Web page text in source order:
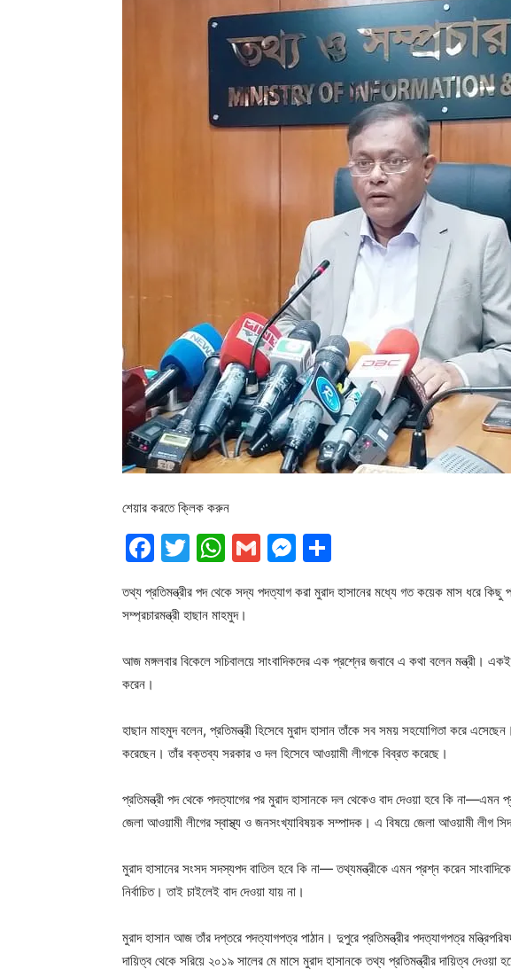
শেয়ার করতে ক্লিক করুন
Facebook
Twitter
WhatsApp
GmailMessenger
তথ্য প্রতিমন্ত্রীর পদ থেকে সদ্য পদত্যাগ করা মুরাদ হাসানের মধ্যে গত কয়েক মাস ধরে কিছু
সম্প্রচারমন্ত্রী হাছান মাহমুদ।
আজ মঙ্গলবার বিকেলে সচিবালয়ে সাংবাদিকদের এক প্রশ্নের জবাবে এ কথা বলেন মন্ত্রী। একই
করেন।
হাছান মাহমুদ বলেন, প্রতিমন্ত্রী হিসেবে মুরাদ হাসান তাঁকে সব সময় সহযোগিতা করে
করেছেন। তাঁর বক্তব্য সরকার ও দল হিসেবে আওয়ামী লীগকে বিব্রত করেছে।
প্রতিমন্ত্রী পদ থেকে পদত্যাগের পর মুরাদ হাসানকে দল থেকেও বাদ দেওয়া হবে কি না—এমন
জেলা আওয়ামী লীগের স্বাস্থ্য ও জনসংখ্যাবিষয়ক সম্পাদক। এ বিষয়ে জেলা আওয়ামী লীগ
মুরাদ হাসানের সংসদ সদস্যপদ বাতিল হবে কি না— তথ্যমন্ত্রীকে এমন প্রশ্ন করেন
নির্বাচিত। তাই চাইলেই বাদ দেওয়া যায় না।
মুরাদ হাসান আজ তাঁর দপ্তরে পদত্যাগপত্র পাঠান। দুপুরে প্রতিমন্ত্রীর পদত্যাগপত্র
দায়িত্ব থেকে সরিয়ে ২০১৯ সালের মে মাসে মুরাদ হাসানকে তথ্য প্রতিমন্ত্রীর দায়িত্ব দেওয়া